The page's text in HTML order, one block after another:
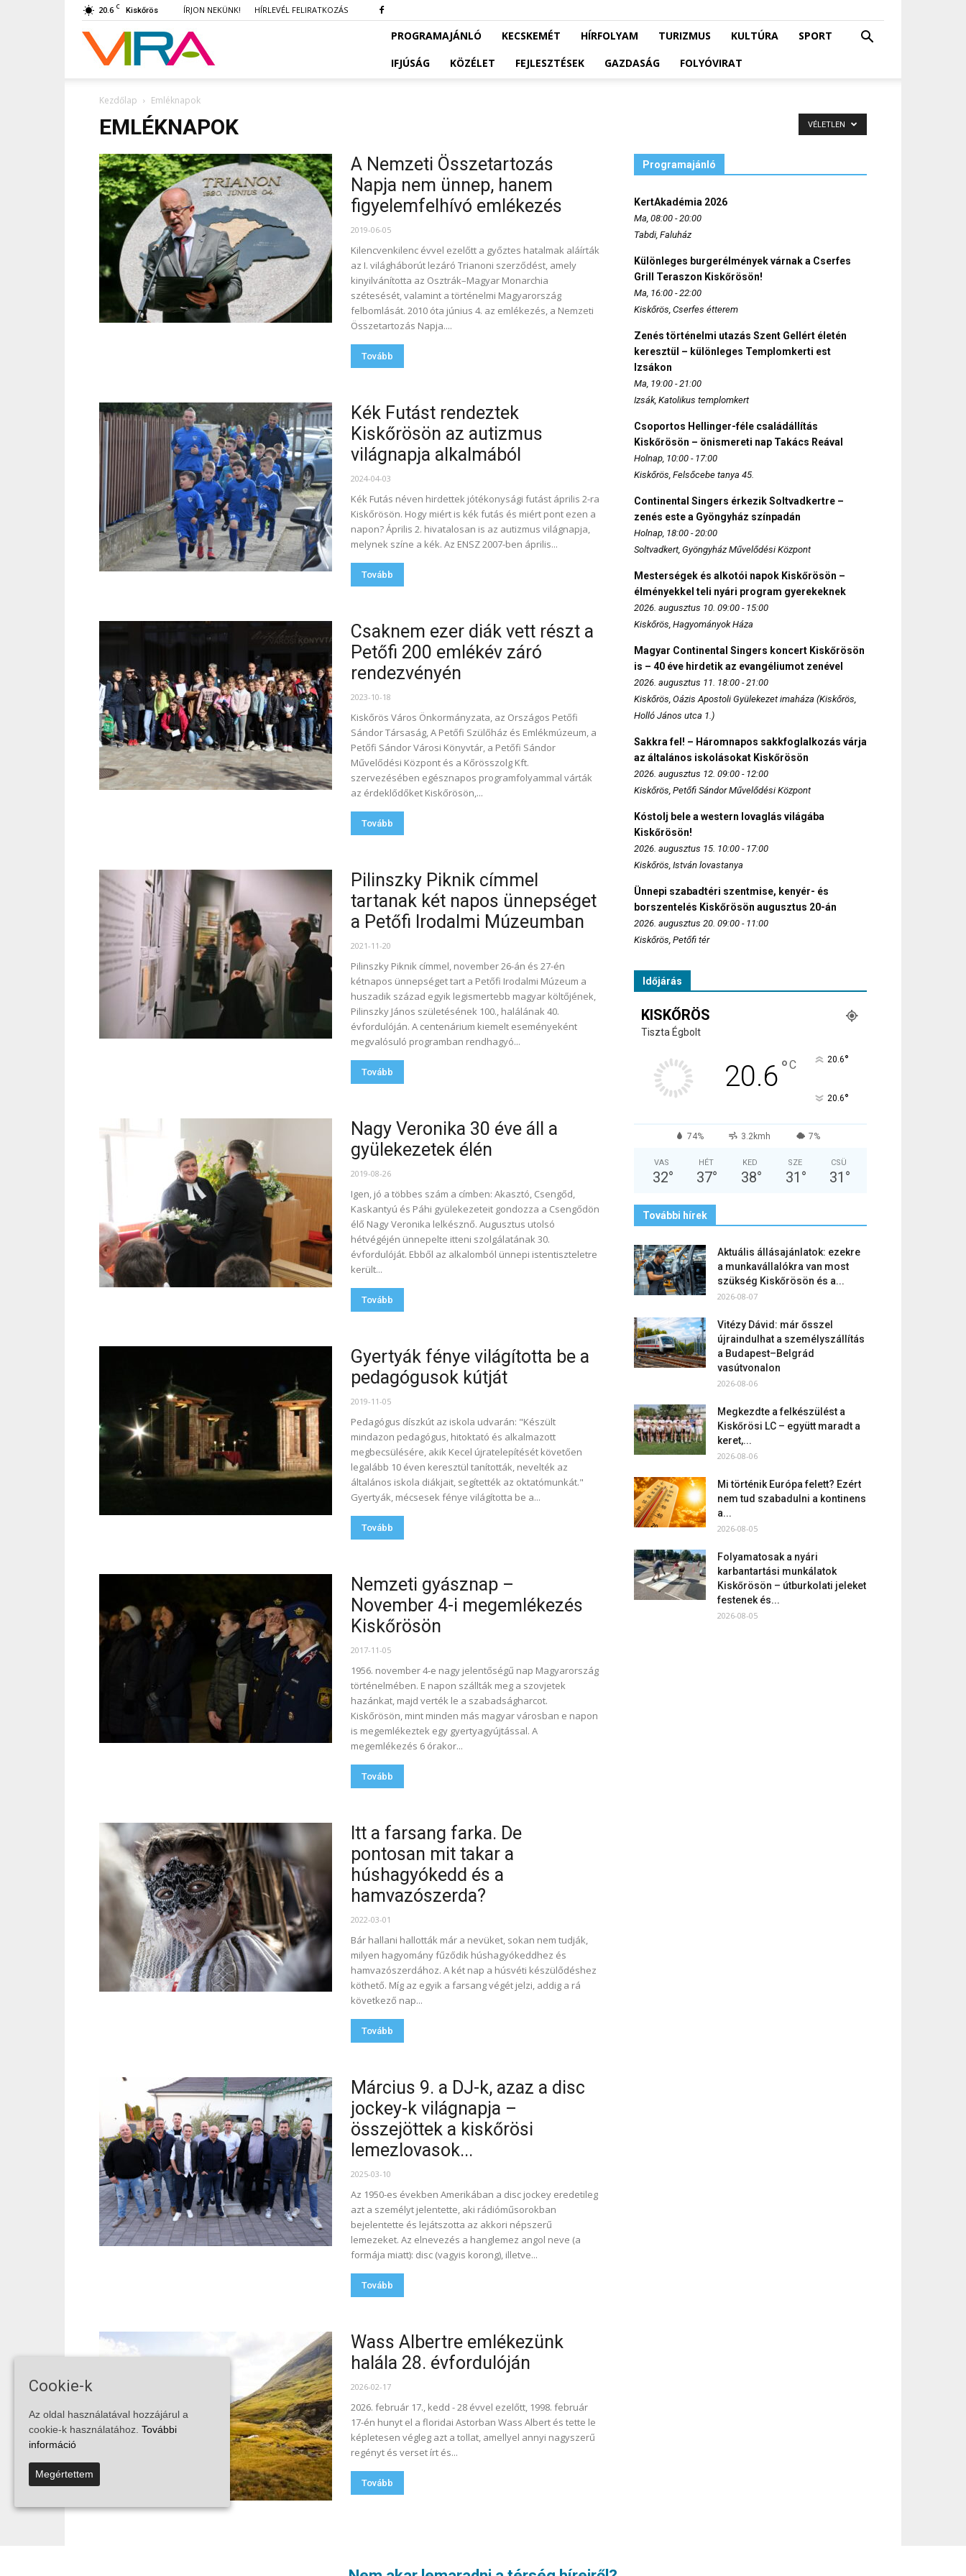
20.6 C Kiskőrös ÍRJON NEKÜNK! HÍRLEVÉL FELIRATKOZÁS
VIRA PROGRAMAJÁNLÓ KECSKEMÉT HÍRFOLYAM TURIZMUS KULTÚRA
SPORT
IFJÚSÁG
KÖZÉLET FEJLESZTÉSEK GAZDASÁG FOLYÓVIRAT
Kezdőlap Emléknapok
EMLÉKNAPOK VÉLETLEN
A Nemzeti Összetartozás
Napja nem ünnep, hanem
figyelemfelhívó emlékezés
2019-06-05
Kilencvenkilenc évvel ezelőtt a győztes hatalmak aláírták
az I. világháborút lezáró Trianoni szerződést, amely
kinyilvánította az Osztrák–Magyar Monarchia
szétesését, valamint a történelmi Magyarország
felbomlását. 2010 óta június 4. az emlékezés, a Nemzeti
Összetartozás Napja....
Tovább
Kék Futást rendeztek
Kiskőrösön az autizmus
világnapja alkalmából
2024-04-03
Kék Futás néven hirdettek jótékonysági futást április 2-ra
Kiskőrösön. Hogy miért is kék futás és miért pont ezen a
napon? Április 2. hivatalosan is az autizmus világnapja,
melynek színe a kék. Az ENSZ 2007-ben április...
Tovább
Csaknem ezer diák vett részt a
Petőfi 200 emlékév záró
rendezvényén
2023-10-18
Kiskőrös Város Önkormányzata, az Országos Petőfi
Sándor Társaság, A Petőfi Szülőház és Emlékmúzeum, a
Petőfi Sándor Városi Könyvtár, a Petőfi Sándor
Művelődési Központ és a Kőrösszolg Kft.
szervezésében egésznapos programfolyammal várták
az érdeklődőket Kiskőrösön,...
Tovább
Pilinszky Piknik címmel
tartanak két napos ünnepséget
a Petőfi Irodalmi Múzeumban
2021-11-20
Pilinszky Piknik címmel, november 26-án és 27-én
kétnapos ünnepséget tart a Petőfi Irodalmi Múzeum a
huszadik század egyik legismertebb magyar költőjének,
Pilinszky János születésének 100., halálának 40.
évfordulóján. A centenárium kiemelt eseményeként
megvalósuló programban rendhagyó...
Tovább
Nagy Veronika 30 éve áll a
gyülekezetek élén
2019-08-26
Igen, jó a többes szám a címben: Akasztó, Csengőd,
Kaskantyú és Páhi gyülekezeteit gondozza a Csengődön
élő Nagy Veronika lelkésznő. Augusztus utolsó
hétvégéjén ünnepelte itteni szolgálatának 30.
évfordulóját. Ebből az alkalomból ünnepi istentiszteletre
került...
Tovább
Gyertyák fénye világította be a
pedagógusok kútját
2019-11-05
Pedagógus díszkút az iskola udvarán: "Készült
mindazon pedagógus, hitoktató és alkalmazott
megbecsülésére, akik Kecel újratelepítését követően
legalább 10 éven keresztül tanították, nevelték az
általános iskola diákjait, segítették az oktatómunkát."
Gyertyák, mécsesek fénye világította be a...
Tovább
Nemzeti gyásznap –
November 4-i megemlékezés
Kiskőrösön
2017-11-05
1956. november 4-e nagy jelentőségű nap Magyarország
történelmében. E napon szállták meg a szovjetek
hazánkat, majd verték le a szabadságharcot.
Kiskőrösön, mint minden más magyar városban e napon
is megemlékeztek egy gyertyagyújtással. A
megemlékezés 6 órakor...
Tovább
Itt a farsang farka. De
pontosan mit takar a
húshagyókedd és a
hamvazószerda?
2022-03-01
Bár hallani hallották már a nevüket, sokan nem tudják,
milyen hagyomány fűződik húshagyókeddhez és
hamvazószerdához. A két nap a húsvéti készülődéshez
köthető. Míg az egyik a farsang végét jelzi, addig a rá
következő nap...
Tovább
Március 9. a DJ-k, azaz a disc
jockey-k világnapja –
összejöttek a kiskőrösi
lemezlovasok...
2025-03-10
Az 1950-es években Amerikában a disc jockey eredetileg
azt a személyt jelentette, aki rádióműsorokban
bejelentette és lejátszotta az akkori népszerű
lemezeket. Az elnevezés a hanglemez angol neve (a
formája miatt): disc (vagyis korong), illetve...
Tovább
Wass Albertre emlékezünk
halála 28. évfordulóján
2026-02-17
2026. február 17., kedd - 28 évvel ezelőtt, 1998. február
17-én hunyt el a floridai Astorban Wass Albert és tette le
képletesen végleg azt a tollat, amellyel annyi nagyszerű
regényt és verset írt és...
Tovább
3. oldal a 20-ból
Programajánló
KertAkadémia 2026
Ma, 08:00 - 20:00
Tabdi, Faluház
Különleges burgerélmények várnak a Cserfes
Grill Teraszon Kiskőrösön!
Ma, 16:00 - 22:00
Kiskőrös, Cserfes étterem
Zenés történelmi utazás Szent Gellért életén
keresztül – különleges Templomkerti est
Izsákon
Ma, 19:00 - 21:00
Izsák, Katolikus templomkert
Csoportos Hellinger-féle családállítás
Kiskőrösön – önismereti nap Takács Reával
Holnap, 10:00 - 17:00
Kiskőrös, Felsőcebe tanya 45.
Continental Singers érkezik Soltvadkertre –
zenés este a Gyöngyház színpadán
Holnap, 18:00 - 20:00
Soltvadkert, Gyöngyház Művelődési Központ
Mesterségek és alkotói napok Kiskőrösön –
élményekkel teli nyári program gyerekeknek
2026. augusztus 10. 09:00 - 15:00
Kiskőrös, Hagyományok Háza
Magyar Continental Singers koncert Kiskőrösön
is – 40 éve hirdetik az evangéliumot zenével
2026. augusztus 11. 18:00 - 21:00
Kiskőrös, Oázis Apostoli Gyülekezet imaháza (Kiskőrös,
Holló János utca 1.)
Sakkra fel! – Háromnapos sakkfoglalkozás várja
az általános iskolásokat Kiskőrösön
2026. augusztus 12. 09:00 - 12:00
Kiskőrös, Petőfi Sándor Művelődési Központ
Kóstolj bele a western lovaglás világába
Kiskőrösön!
2026. augusztus 15. 10:00 - 17:00
Kiskőrös, István lovastanya
Ünnepi szabadtéri szentmise, kenyér- és
borszentelés Kiskőrösön augusztus 20-án
2026. augusztus 20. 09:00 - 11:00
Kiskőrös, Petőfi tér
Időjárás
KISKŐRÖS
Tiszta Égbolt
20.6°C 20.6°
20.6°
74% 3.2kmh 7%
VAS
32°
HÉT
37°
KED
38°
SZE
31 °
CSÜ
31 °
További hírek
Aktuális állásajánlatok: ezekre
a munkavállalókra van most
szükség Kiskőrösön és a...
2026-08-07
Vitézy Dávid: már ősszel
újraindulhat a személyszállítás
a Budapest–Belgrád
vasútvonalon
2026-08-06
Megkezdte a felkészülést a
Kiskőrösi LC – együtt maradt a
keret,...
2026-08-06
Mi történik Európa felett? Ezért
nem tud szabadulni a kontinens
a...
2026-08-05
Folyamatosak a nyári
karbantartási munkálatok
Kiskőrösön – útburkolati jeleket
festenek és...
2026-08-05
Cookie-k
Az oldal használatával hozzájárul a
cookie-k használatához. További
információ
Megértettem